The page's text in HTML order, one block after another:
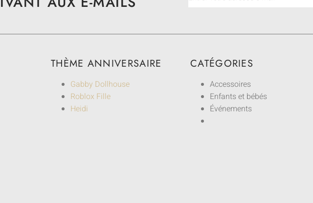
THÈME ANNIVERSAIRE
Gabby Dollhouse
Roblox Fille
Heidi
CATÉGORIES
Accessoires
Enfants et bébés
Événements